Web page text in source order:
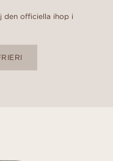
den officiella ihop i